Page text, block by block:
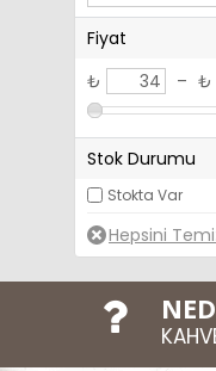
Fiyat
₺
– ₺
Stok Durumu
Stokta Var